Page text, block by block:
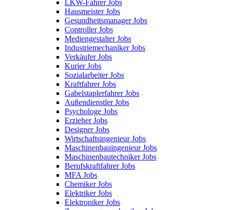
LKW-Fahrer Jobs
Hausmeister Jobs
Gesundheitsmanager Jobs
Controller Jobs
Mediengestalter Jobs
Industriemechaniker Jobs
Verkäufer Jobs
Kurier Jobs
Sozialarbeiter Jobs
Kraftfahrer Jobs
Gabelstaplerfahrer Jobs
Außendienstler Jobs
Psychologe Jobs
Erzieher Jobs
Designer Jobs
Wirtschaftsingenieur Jobs
Maschinenbauingenieur Jobs
Maschinenbautechniker Jobs
Berufskraftfahrer Jobs
MFA Jobs
Chemiker Jobs
Elektriker Jobs
Elektroniker Jobs